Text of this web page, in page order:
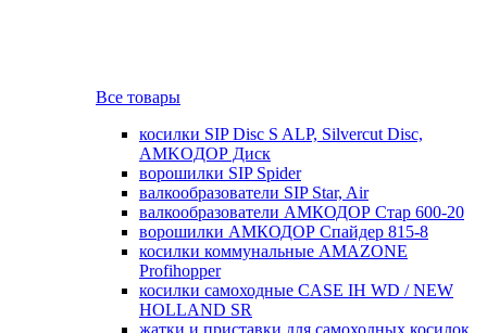
Все товары
косилки SIP Disc S ALP, Silvercut Disc,
AMKOДОР Диск
ворошилки SIP Spider
валкообразователи SIP Star, Air
валкообразователи АМКОДОР Стар 600-20
ворошилки АМКОДОР Спайдер 815-8
косилки коммунальные AMAZONE
Profihopper
косилки самоходные CASE IH WD / NEW
HOLLAND SR
жатки и приставки для самоходных косилок